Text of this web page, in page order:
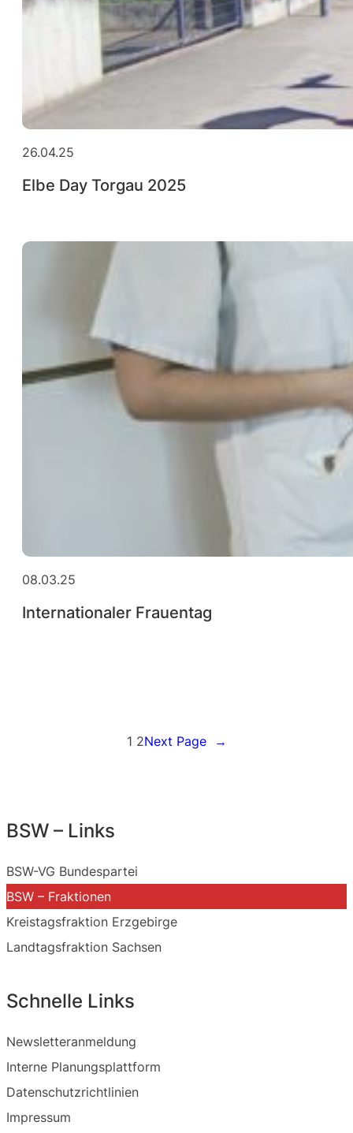
26.04.25
Elbe Day Torgau 2025
08.03.25
Internationaler Frauentag
1 2Next Page →
BSW – Links
BSW-VG Bundespartei
BSW – Fraktionen
Kreistagsfraktion Erzgebirge
Landtagsfraktion Sachsen
Schnelle Links
Newsletteranmeldung
Interne Planungsplattform
Datenschutzrichtlinien
Impressum